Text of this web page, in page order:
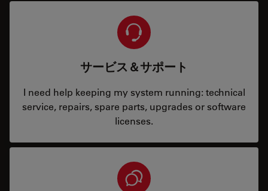
サービス＆サポート
I need help keeping my system running: technical
service, repairs, spare parts, upgrades or software
licenses.